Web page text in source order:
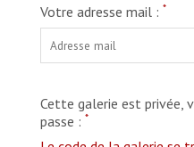
Votre adresse mail : *
Cette galerie est privée,
passe : *